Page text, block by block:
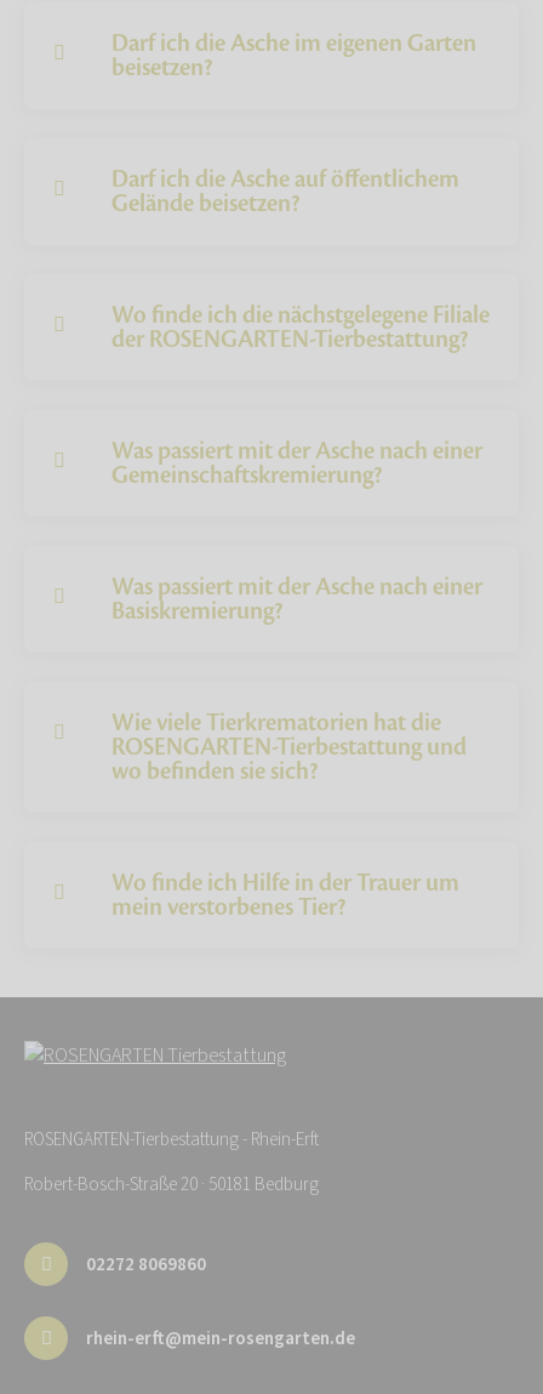
Darf ich die Asche im eigenen Garten
beisetzen?
Darf ich die Asche auf öffentlichem
Gelände beisetzen?
Wo finde ich die nächstgelegene Filiale
der ROSENGARTEN-Tierbestattung?
Was passiert mit der Asche nach einer
Gemeinschaftskremierung?
Was passiert mit der Asche nach einer
Basiskremierung?
Wie viele Tierkrematorien hat die
ROSENGARTEN-Tierbestattung und
wo befinden sie sich?
Wo finde ich Hilfe in der Trauer um
mein verstorbenes Tier?
ROSENGARTEN-Tierbestattung - Rhein-Erft
Robert-Bosch-Straße 20 · 50181 Bedburg
02272 8069860
rhein-erft@mein-rosengarten.de